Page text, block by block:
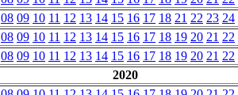
08 09 10 11 12 13 14 15 16 17 18 21 22 23 24
08 09 10 11 12 13 14 15 16 17 18 19 20 21 22
08 09 10 11 12 13 14 15 16 17 18 19 20 21 22
2020